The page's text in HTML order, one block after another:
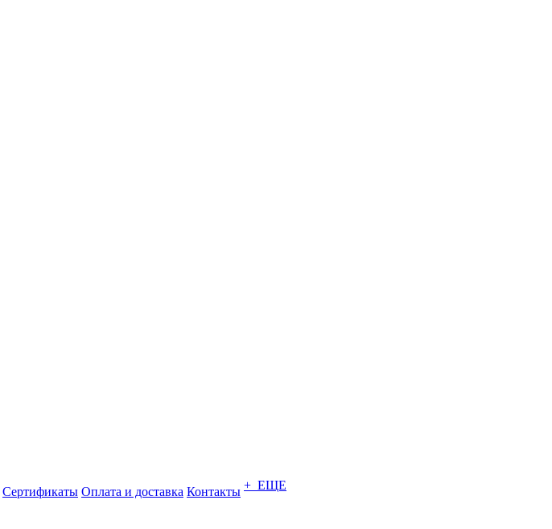
Сертификаты Оплата и доставка Контакты + ЕЩЕ